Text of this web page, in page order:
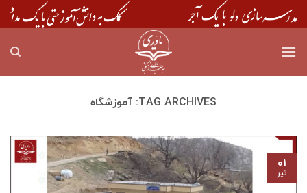
Skip
to
TAG ARCHIVES: آموزشگاه
۰۱
تیر